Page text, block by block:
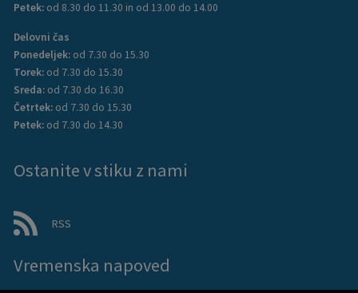
Petek: od 8.30 do 11.30 in od 13.00 do 14.00
Delovni čas
Ponedeljek: od 7.30 do 15.30
Torek: od 7.30 do 15.30
Sreda: od 7.30 do 16.30
Četrtek: od 7.30 do 15.30
Petek: od 7.30 do 14.30
Ostanite v stiku z nami
RSS
Vremenska napoved